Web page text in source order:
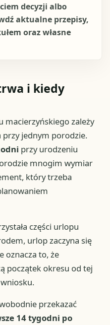
decyzji albo
aktualne przepisy,
oraz własne
i kiedy
macierzyńskiego zależy
przy jednym porodzie.
przy urodzeniu
mnogim wymiar
który trzeba
części urlopu
urlop zaczyna się
oznacza to, że
początek okresu od tej
przekazać
14 tygodni po